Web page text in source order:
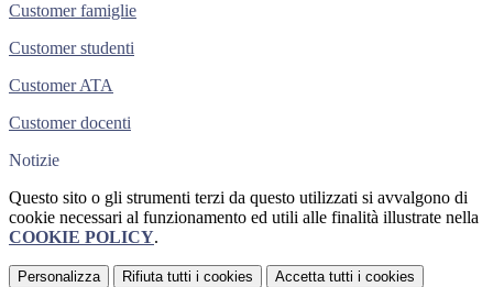
Customer famiglie
Customer studenti
Customer ATA
Customer docenti
Notizie
Questo sito o gli strumenti terzi da questo utilizzati si avvalgono di
cookie necessari al funzionamento ed utili alle finalità illustrate nella
COOKIE POLICY.
Personalizza Rifiuta tutti i cookies Accetta tutti i cookies